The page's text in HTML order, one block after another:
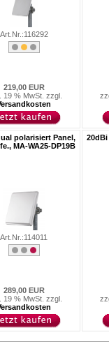
Art.Nr.:116292
219,00 EUR
19 % MwSt. zzgl.
polarisiert Panel,
MA-WA25-DP19B
Art.Nr.:114011
289,00 EUR
19 % MwSt. zzgl.
20dBi